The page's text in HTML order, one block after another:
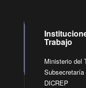
Trabajo
Ministerio del
Subsecretaría
DICREP